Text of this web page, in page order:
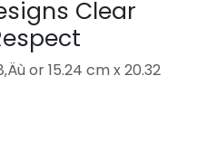
Clear
or 15.24 cm x 20.32